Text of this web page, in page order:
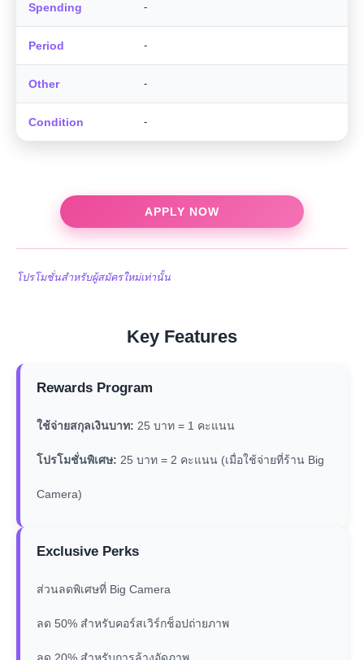
Spending -
Period -
Other -
Condition -
APPLY NOW
โปรโมชั่นสำหรับผู้สมัครใหม่เท่านั้น
Key Features
Rewards Program
ใช้จ่ายสกุลเงินบาท: 25 บาท = 1 คะแนน
โปรโมชั่นพิเศษ: 25 บาท = 2 คะแนน (เมื่อใช้จ่ายที่ร้าน Big
Camera)
Exclusive Perks
ส่วนลดพิเศษที่ Big Camera
ลด 50% สำหรับคอร์สเวิร์กช็อปถ่ายภาพ